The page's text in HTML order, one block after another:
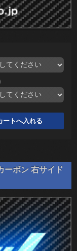
ーボン 右サイド